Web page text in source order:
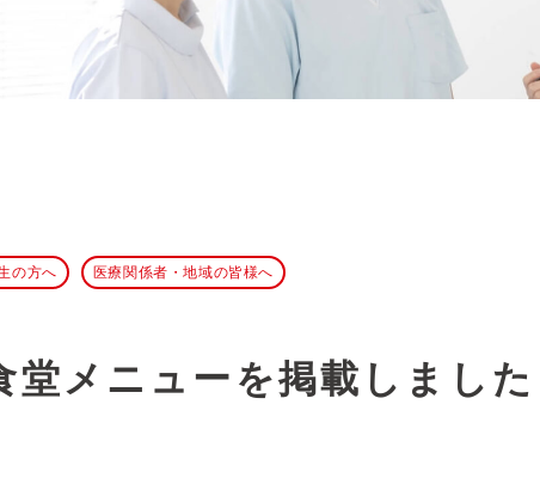
の方へ 医療関係者・地域の皆様へ
堂メニューを掲載しました